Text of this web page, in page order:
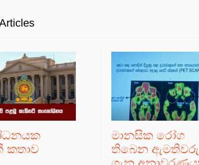
මානසික රෝග
තිබෙන ඇමතිවරු